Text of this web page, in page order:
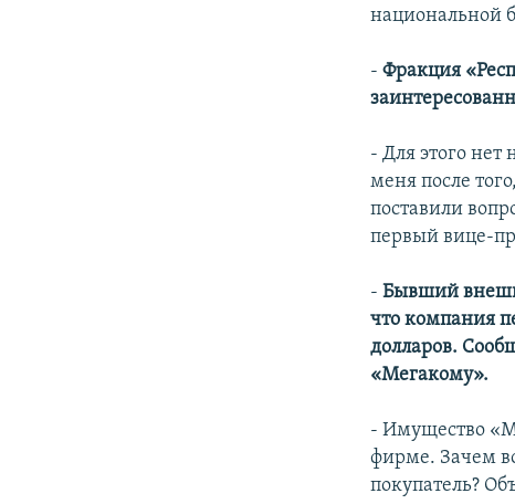
национальной
-Фракция
- Для этого нет
меня после
поставили
первый вице-
-Бывший
что компания
долларов.
«Мегакому».
- Имущество
фирме. Зачем
покупатель?